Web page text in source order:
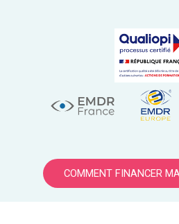
COMMENT FINANCER